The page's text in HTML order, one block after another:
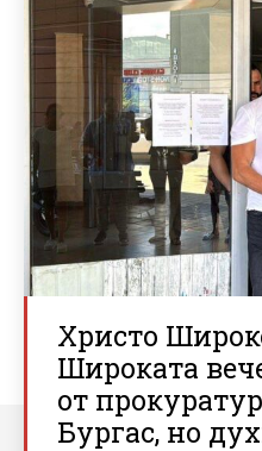
Христо
Широката
от
Бургас, но